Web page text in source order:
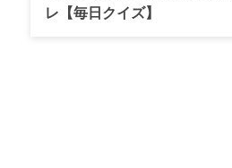
レ【毎日クイズ】